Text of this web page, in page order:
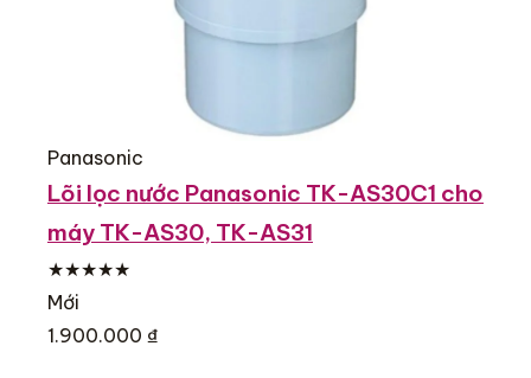
Panasonic
Lõi lọc nước Panasonic TK-AS30C1 cho
máy TK-AS30, TK-AS31
★★★★★
Mới
1.900.000 ₫